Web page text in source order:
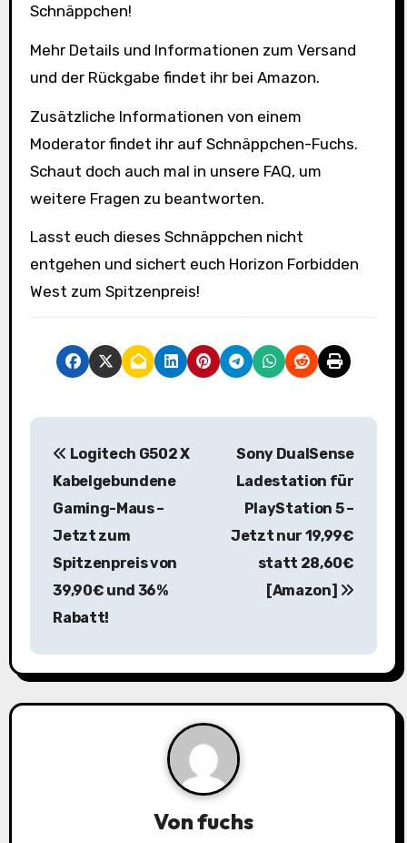
Schnäppchen!
Mehr Details und Informationen zum Versand
und der Rückgabe findet ihr bei Amazon.
Zusätzliche Informationen von einem
Moderator findet ihr auf Schnäppchen-Fuchs.
Schaut doch auch mal in unsere FAQ, um
weitere Fragen zu beantworten.
Lasst euch dieses Schnäppchen nicht
entgehen und sichert euch Horizon Forbidden
West zum Spitzenpreis!
B
g
s
Logitech G502 X
Kabelgebundene
Gaming-Maus –
Jetzt zum
Spitzenpreis von
39,90€ und 36%
Rabatt!
Sony DualSense
Ladestation für
PlayStation 5 –
Jetzt nur 19,99€
statt 28,60€
[Amazon]
Vonfuchs